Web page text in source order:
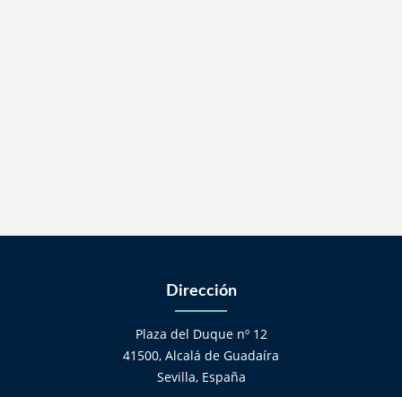
Dirección
Plaza del Duque nº 12
41500, Alcalá de Guadaíra
Sevilla, España